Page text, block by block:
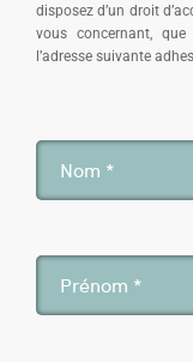
disposez d’un droit
vous concernant,
l’adresse suivante